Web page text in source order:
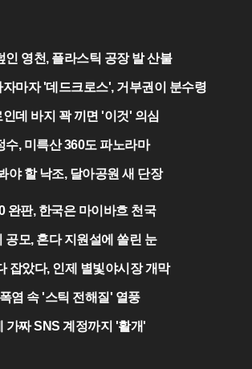
인 영천, 플라스틱 공장 발 산불
마자 '데드크로스', 거부권이 분수령
데 바지 꽉 끼면 '이것' 의심
수, 미륵산 360도 파노라마
야 할 낙조, 달아공원 새 단장
완판, 한국은 마이바흐 천국
공모, 혼다 지원설에 쏠린 눈
잡았다, 인제 별빛야시장 개막
염 속 '스틱 전해질' 열풍
가짜 SNS 계정까지 '활개'